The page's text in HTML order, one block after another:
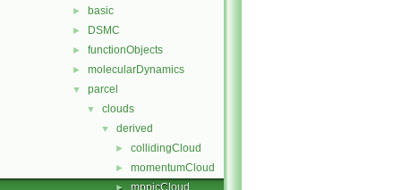
► basic
► DSMC
► functionObjects
► molecularDynamics
▼ parcel
▼ clouds
▼ derived
► collidingCloud
► momentumCloud
mppicCloud